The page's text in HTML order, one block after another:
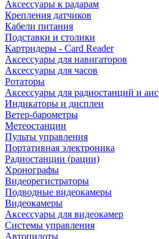
Аксессуары к радарам
Крепления датчиков
Кабели питания
Подставки и столики
Картридеры - Card Reader
Аксессуары для навигаторов
Аксессуары для часов
Ротаторы
Аксессуары для радиостанций и аис
Индикаторы и дисплеи
Ветер-барометры
Метеостанции
Пульты управления
Портативная электроника
Радиостанции (рации)
Хронографы
Видеорегистраторы
Подводные видеокамеры
Видеокамеры
Аксессуары для видеокамер
Системы управления
Автопилоты